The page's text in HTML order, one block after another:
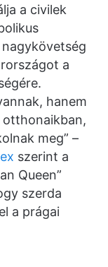
a civilek
nagykövetség
a
hanem
otthonaikban,
meg” –
szerint a
Queen”
szerda
a prágai